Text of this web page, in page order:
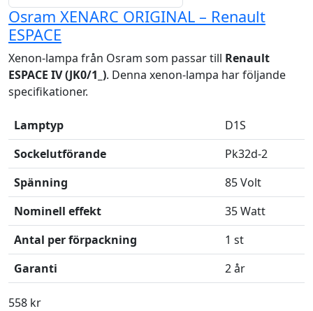
Osram XENARC ORIGINAL – Renault
ESPACE
Xenon-lampa från Osram som passar till Renault
ESPACE IV (JK0/1_). Denna xenon-lampa har följande
specifikationer.
Lamptyp
D1S
Sockelutförande
Pk32d-2
Spänning
85 Volt
Nominell effekt
35 Watt
Antal per förpackning
1 st
Garanti
2 år
558 kr